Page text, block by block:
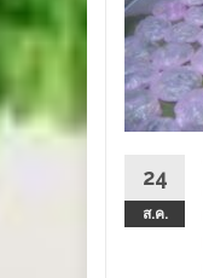
มตำ
กได้
แพร่
24
ส.ค.